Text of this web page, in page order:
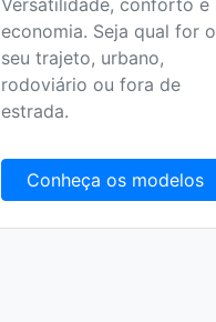
economia. Seja qual for o
seu trajeto, urbano,
rodoviário ou fora de
estrada.
Conheça os modelos